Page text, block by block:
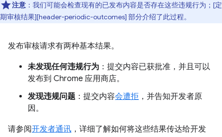
注意 ：我们可能会检查现有的已发布内容是否存在这些违规行为；[定
期审核结果][header-periodic-outcomes] 部分介绍了此过程。
发布审核请求有两种基本结果。
未发现任何违规行为 ：提交内容已获批准，并且可以
发布到 Chrome 应用商店。
发现违规问题 ：提交内容会遭拒 ，并告知开发者原
因。
请参阅开发者通讯 ，详细了解如何将这些结果传达给开发